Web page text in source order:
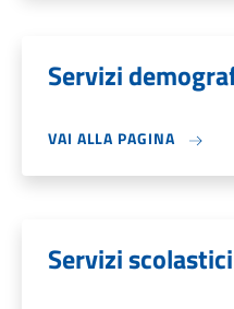
Servizi
VAI ALLA PAGINA
Servizi